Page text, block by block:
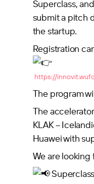
Superclass,
submit a pitch
the startup.
Registration
https://
The program
The
KLAK –
Huawei with
We are looking